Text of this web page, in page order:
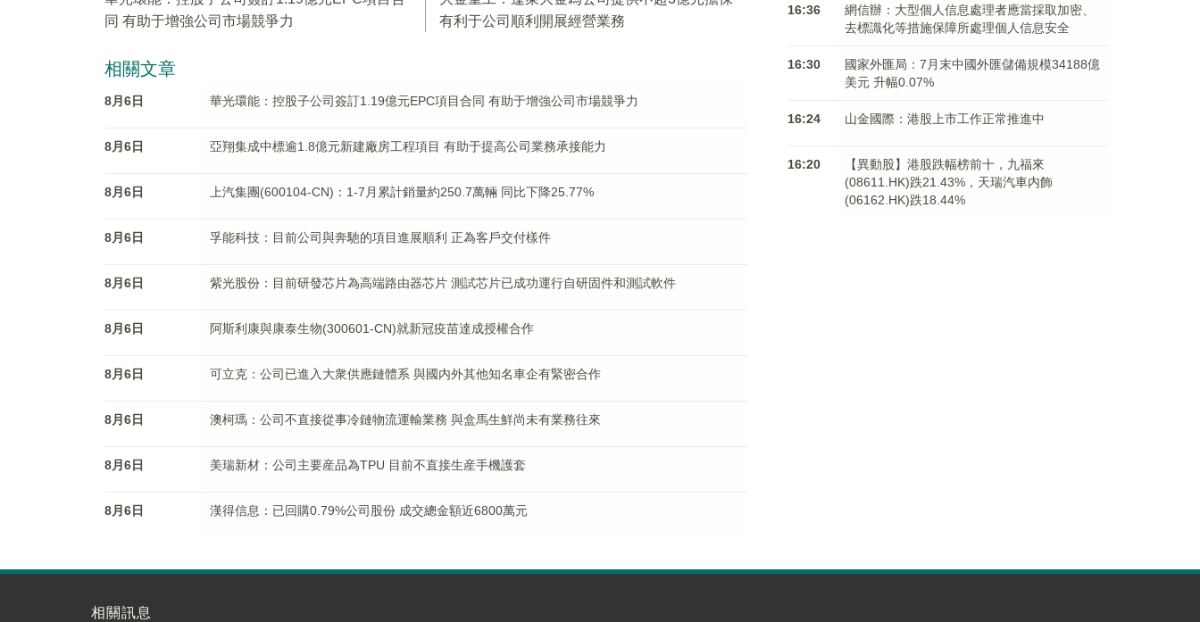
同 有助于增強公司市場競爭力
有利于公司順利開展經營業務
相關文章
8月6日 華光環能：控股子公司簽訂1.19億元EPC項目合同 有助于增強公司市場競爭力
8月6日 亞翔集成中標逾1.8億元新建廠房工程項目 有助于提高公司業務承接能力
8月6日 上汽集團(600104-CN)：1-7月累計銷量約250.7萬輛 同比下降25.77%
8月6日 孚能科技：目前公司與奔馳的項目進展順利 正為客戶交付樣件
8月6日 紫光股份：目前研發芯片為高端路由器芯片 測試芯片已成功運行自研固件和測試軟件
8月6日 阿斯利康與康泰生物(300601-CN)就新冠疫苗達成授權合作
8月6日 可立克：公司已進入大衆供應鏈體系 與國内外其他知名車企有緊密合作
8月6日 澳柯瑪：公司不直接從事冷鏈物流運輸業務 與盒馬生鮮尚未有業務往來
8月6日 美瑞新材：公司主要産品為TPU 目前不直接生産手機護套
8月6日 漢得信息：已回購0.79%公司股份 成交總金額近6800萬元
16:36
網信辦：大型個人信息處理者應當採取加密、
去標識化等措施保障所處理個人信息安全
16:30
國家外匯局：7月末中國外匯儲備規模34188億
美元 升幅0.07%
16:24 山金國際：港股上市工作正常推進中
16:20
【異動股】港股跌幅榜前十，九福來
(08611.HK)跌21.43%，天瑞汽車内飾
(06162.HK)跌18.44%
相關訊息